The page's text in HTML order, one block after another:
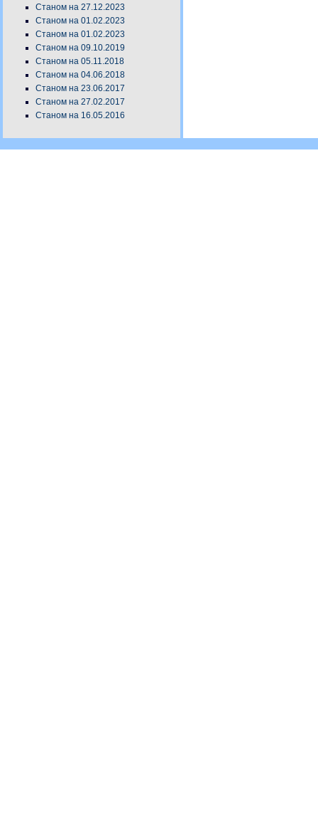
Станом на 27.12.2023
Станом на 01.02.2023
Станом на 01.02.2023
Станом на 09.10.2019
Станом на 05.11.2018
Станом на 04.06.2018
Станом на 23.06.2017
Станом на 27.02.2017
Станом на 16.05.2016